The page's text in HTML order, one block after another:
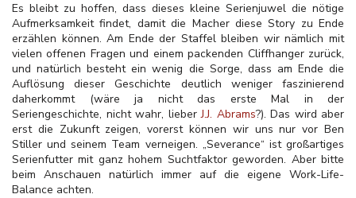
Es bleibt zu hoffen, dass dieses kleine Serienjuwel die nötige
Aufmerksamkeit findet, damit die Macher diese Story zu Ende
erzählen können. Am Ende der Staffel bleiben wir nämlich mit
vielen offenen Fragen und einem packenden Cliffhanger zurück,
und natürlich besteht ein wenig die Sorge, dass am Ende die
Auflösung dieser Geschichte deutlich weniger faszinierend
daherkommt (wäre ja nicht das erste Mal in der
Seriengeschichte, nicht wahr, lieberJ.J. Abrams?). Das wird aber
erst die Zukunft zeigen, vorerst können wir uns nur vor Ben
Stiller und seinem Team verneigen. „Severance“ ist großartiges
Serienfutter mit ganz hohem Suchtfaktor geworden. Aber bitte
beim Anschauen natürlich immer auf die eigene Work-Life-
Balance achten.